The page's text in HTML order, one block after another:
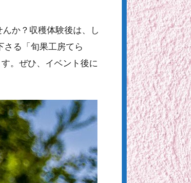
か？収穫体験後は、し
る「旬果工房てら
。ぜひ、イベント後に